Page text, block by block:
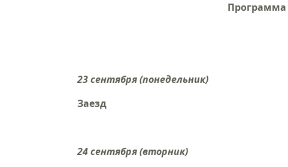
Программа
23 сентября (понедельник)
Заезд
24 сентября (вторник)